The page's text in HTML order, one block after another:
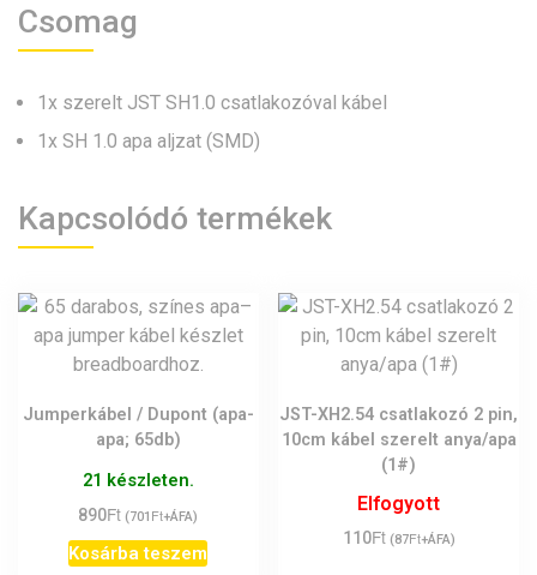
Csomag
1x szerelt JST SH1.0 csatlakozóval kábel
1x SH 1.0 apa aljzat (SMD)
Kapcsolódó termékek
Jumperkábel / Dupont (apa-
apa; 65db)
21 készleten.
890Ft (701 Ft+ÁFA)
Kosárba teszem
JST-XH2.54 csatlakozó 2 pin,
10cm kábel szerelt anya/apa
(1#)
Elfogyott
110Ft (87Ft+ÁFA)